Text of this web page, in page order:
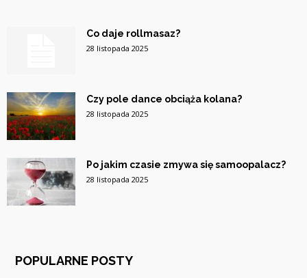
Co daje rollmasaz?
28 listopada 2025
Czy pole dance obciąża kolana?
28 listopada 2025
Po jakim czasie zmywa się samoopalacz?
28 listopada 2025
POPULARNE POSTY